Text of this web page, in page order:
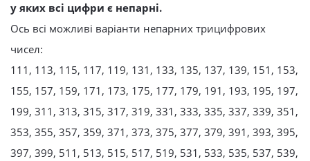
у яких всі цифри є непарні.
Ось всі можливі варіанти непарних трицифрових
чисел:
111, 113, 115, 117, 119, 131, 133, 135, 137, 139, 151, 153,
155, 157, 159, 171, 173, 175, 177, 179, 191, 193, 195, 197,
199, 311, 313, 315, 317, 319, 331, 333, 335, 337, 339, 351,
353, 355, 357, 359, 371, 373, 375, 377, 379, 391, 393, 395,
397, 399, 511, 513, 515, 517, 519, 531, 533, 535, 537, 539,